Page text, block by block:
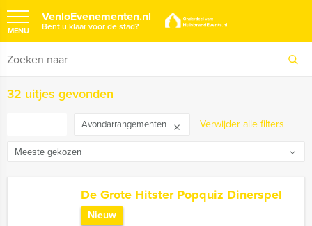
VenloEvenementen.nl
Bent u klaar voor de stad?
MENU
32 uitjes gevonden
Avondarrangementen Verwijder alle filters
De Grote Hitster Popquiz Dinerspel
Nieuw